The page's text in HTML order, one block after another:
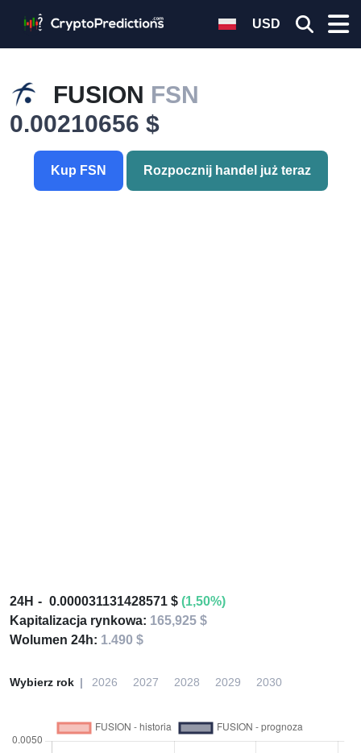
USD
FUSION FSN
0.00210656 $
Kup FSN Rozpocznij handel już teraz
24H 0.000031131428571 $ (1,50%)
Kapitalizacja rynkowa: 165,925 $
Wolumen 24h: 1.490 $
Wybierz rok 2026 2027 2028 2029 2030